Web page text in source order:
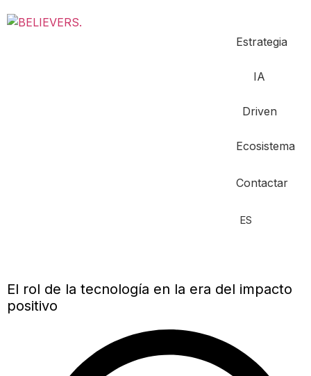
Estrategia
IA
Driven
Ecosistema
Contactar
ES
El rol de la tecnología en la era del impacto
positivo